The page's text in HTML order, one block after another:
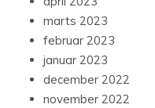
marts 2023
februar 2023
januar 2023
december 2022
november 2022